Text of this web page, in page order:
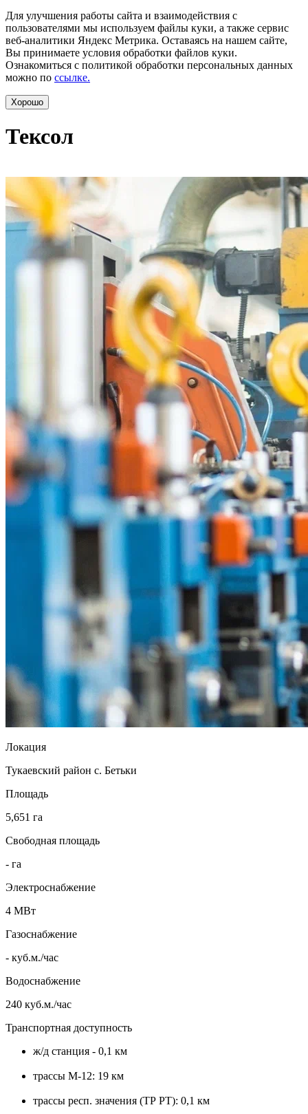
Для улучшения работы сайта и взаимодействия с
пользователями мы используем файлы куки, а также сервис
веб-аналитики Яндекс Метрика. Оставаясь на нашем сайте,
Вы принимаете условия обработки файлов куки.
Ознакомиться с политикой обработки персональных данных
можно по ссылке.
Хорошо
Тексол
Локация
Тукаевский район с. Бетьки
Площадь
5,651 га
Свободная площадь
- га
Электроснабжение
4 МВт
Газоснабжение
- куб.м./час
Водоснабжение
240 куб.м./час
Транспортная доступность
ж/д станция - 0,1 км
трассы М-12: 19 км
трассы респ. значения (ТР РТ): 0,1 км